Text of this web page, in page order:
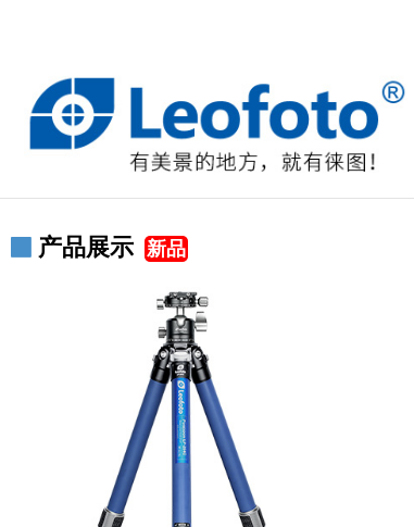
产品展示 新品